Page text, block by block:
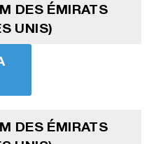
DES ÉMIRATS
UNIS)
DES ÉMIRATS